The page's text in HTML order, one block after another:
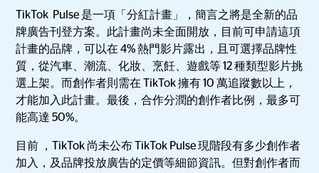
TikTok Pulse 是一項「分紅計畫」，簡言之將是全新的品
牌廣告刊登方案。此計畫尚未全面開放，目前可申請這項
計畫的品牌，可以在 4% 熱門影片露出，且可選擇品牌性
質，從汽車、潮流、化妝、烹飪、遊戲等 12 種類型影片挑
選上架。而創作者則需在 TikTok 擁有 10 萬追蹤數以上，
才能加入此計畫。最後，合作分潤的創作者比例，最多可
能高達 50%。
目前 ，TikTok 尚未公布 TikTok Pulse 現階段有多少創作者
加入，及品牌投放廣告的定價等細節資訊。但對創作者而